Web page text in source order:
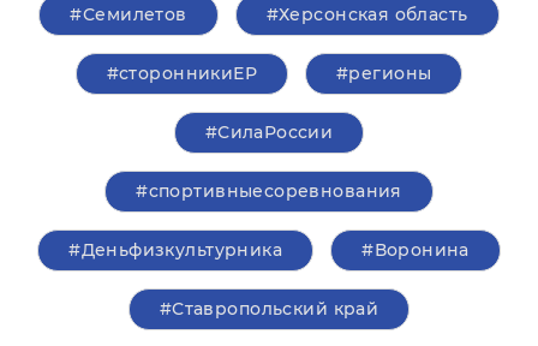
#Семилетов #Херсонская область
#сторонникиЕР #регионы
#СилаРоссии
#спортивныесоревнования
#Деньфизкультурника #Воронина
#Ставропольский край